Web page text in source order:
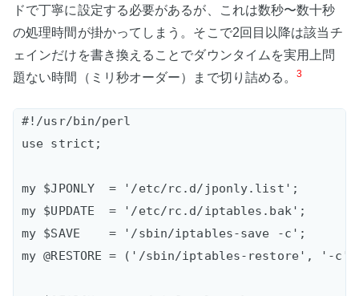
ドで丁寧に設定する必要があるが、これは数秒〜数十秒
の処理時間が掛かってしまう。そこで2回目以降は該当チ
ェインだけを書き換えることでダウンタイムを実用上問
題ない時間（ミリ秒オーダー）まで切り詰める。3
#!/usr/bin/perl
use strict;
my $JPONLY  = '/etc/rc.d/jponly.list';
my $UPDATE  = '/etc/rc.d/iptables.bak';
my $SAVE    = '/sbin/iptables-save -c';
my @RESTORE = ('/sbin/iptables-restore', '-